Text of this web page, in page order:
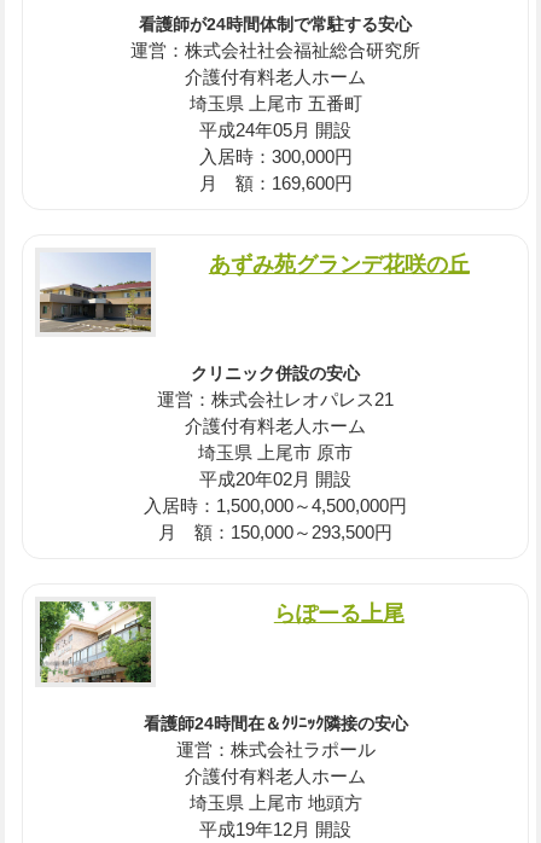
看護師が24時間体制で常駐する安心
運営：株式会社社会福祉総合研究所
介護付有料老人ホーム
埼玉県 上尾市 五番町
平成24年05月 開設
入居時：300,000円
月 額：169,600円
あずみ苑グランデ花咲の丘
クリニック併設の安心
運営：株式会社レオパレス21
介護付有料老人ホーム
埼玉県 上尾市 原市
平成20年02月 開設
入居時：1,500,000～4,500,000円
月 額：150,000～293,500円
らぽーる上尾
看護師24時間在＆ｸﾘﾆｯｸ隣接の安心
運営：株式会社ラポール
介護付有料老人ホーム
埼玉県 上尾市 地頭方
平成19年12月 開設